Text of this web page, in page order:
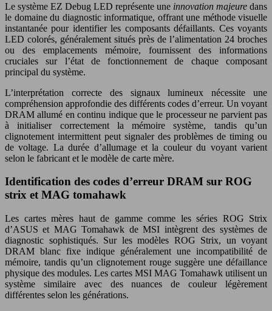
Le système EZ Debug LED représente une innovation majeure dans
le domaine du diagnostic informatique, offrant une méthode visuelle
instantanée pour identifier les composants défaillants. Ces voyants
LED colorés, généralement situés près de l’alimentation 24 broches
ou des emplacements mémoire, fournissent des informations
cruciales sur l’état de fonctionnement de chaque composant
principal du système.
L’interprétation correcte des signaux lumineux nécessite une
compréhension approfondie des différents codes d’erreur. Un voyant
DRAM allumé en continu indique que le processeur ne parvient pas
à initialiser correctement la mémoire système, tandis qu’un
clignotement intermittent peut signaler des problèmes de timing ou
de voltage. La durée d’allumage et la couleur du voyant varient
selon le fabricant et le modèle de carte mère.
Identification des codes d’erreur DRAM sur ROG
strix et MAG tomahawk
Les cartes mères haut de gamme comme les séries ROG Strix
d’ASUS et MAG Tomahawk de MSI intègrent des systèmes de
diagnostic sophistiqués. Sur les modèles ROG Strix, un voyant
DRAM blanc fixe indique généralement une incompatibilité de
mémoire, tandis qu’un clignotement rouge suggère une défaillance
physique des modules. Les cartes MSI MAG Tomahawk utilisent un
système similaire avec des nuances de couleur légèrement
différentes selon les générations.